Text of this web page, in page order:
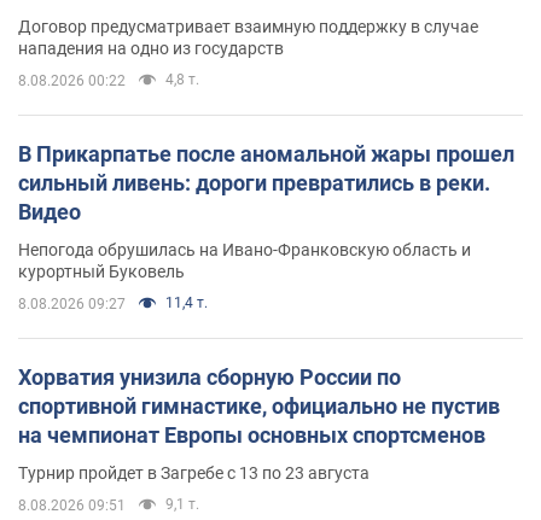
Договор предусматривает взаимную поддержку в случае
нападения на одно из государств
8.08.2026 00:22 4,8 т.
В Прикарпатье после аномальной жары прошел
сильный ливень: дороги превратились в реки.
Видео
Непогода обрушилась на Ивано-Франковскую область и
курортный Буковель
8.08.2026 09:27 11,4 т.
Хорватия унизила сборную России по
спортивной гимнастике, официально не пустив
на чемпионат Европы основных спортсменов
Турнир пройдет в Загребе с 13 по 23 августа
8.08.2026 09:51 9,1 т.